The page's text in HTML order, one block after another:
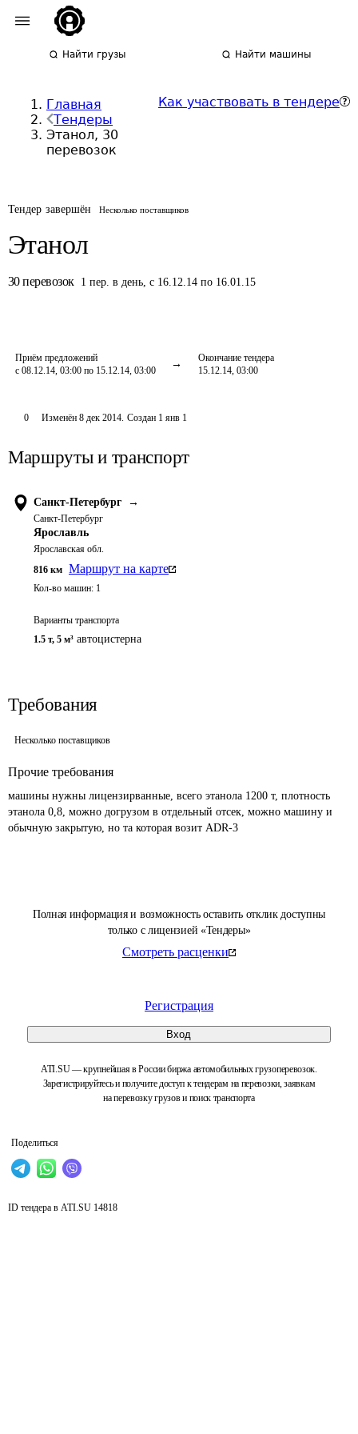
Найти грузы Найти машины
Главная
Тендеры
Этанол, 30
перевозок
Как участвовать в тендере
Тендер завершён Несколько поставщиков
Этанол
30 перевозок 1 пер. в день, с 16.12.14 по 16.01.15
Приём предложений
с 08.12.14, 03:00 по 15.12.14, 03:00
Окончание тендера
15.12.14, 03:00
Полная информация и возможность оставить отклик доступны
только с лицензией «Тендеры»
Смотреть расценки
Регистрация
Вход
ATI.SU — крупнейшая в России биржа автомобильных грузоперевозок.
Зарегистрируйтесь и получите доступ к тендерам на перевозки, заявкам
на перевозку грузов и поиск транспорта
Поделиться
0 Изменён 8 дек 2014. Создан 1 янв 1
Маршруты и транспорт
Санкт-Петербург →
Санкт-Петербург
Ярославль
Ярославская обл.
816 км Маршрут на карте
Кол-во машин: 1
Варианты транспорта
1.5 т, 5 м³ автоцистерна
Требования
Несколько поставщиков
Прочие требования
машины нужны лицензирванные, всего этанола 1200 т, плотность
этанола 0,8, можно догрузом в отдельный отсек, можно машину и
обычную закрытую, но та которая возит ADR-3
ID тендера в ATI.SU 14818